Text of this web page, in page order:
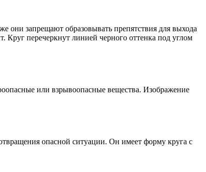
они запрещают образовывать препятствия для выхода
Круг перечеркнут линией черного оттенка под углом
или взрывоопасные вещества. Изображение
опасной ситуации. Он имеет форму круга с